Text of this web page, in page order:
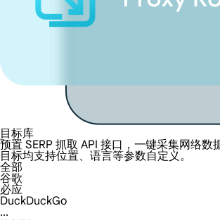
目标库
预置 SERP 抓取 API 接口，一键采集网络数
目标均支持位置、语言等参数自定义。
全部
谷歌
必应
DuckDuckGo
...